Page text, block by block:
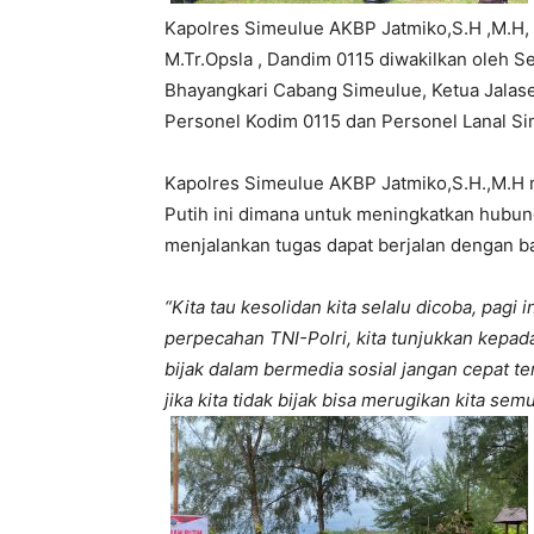
Kapolres Simeulue AKBP Jatmiko,S.H
M.Tr.Opsla , Dandim 0115 diwakilkan oleh
Bhayangkari Cabang Simeulue, Ketua
Personel Kodim 0115 dan Personel Lanal
Kapolres Simeulue AKBP
Putih ini dimana untuk meningkatkan
menjalankan tugas dapat berjalan dengan
“Kita tau kesolidan kita selalu dicoba, pagi
perpecahan TNI-Polri, kita tunjukkan
bijak dalam bermedia sosial jangan cepat
jika kita tidak bijak bisa merugikan kita